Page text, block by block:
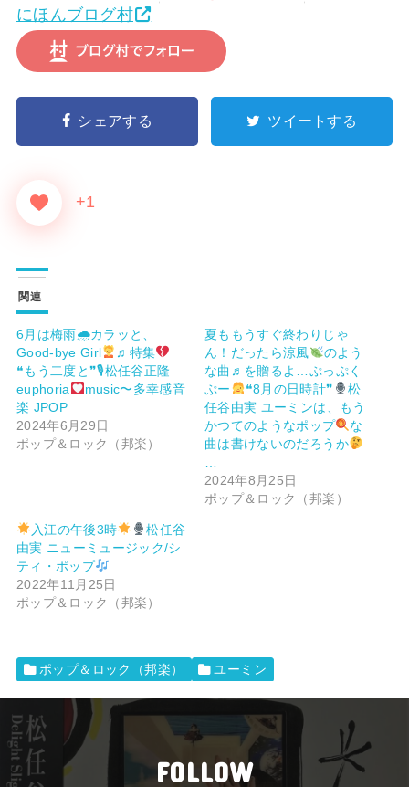
にほんブログ村
シェアする ツイートする
+1
関連
6月は梅雨🌧カラッと、
Good-bye Girl
♬特集
❝もう二度と❞🎙松任谷正隆
euphoria
music〜多幸感音
楽 JPOP
2024年6月29日
ポップ＆ロック（邦楽）
夏ももうすぐ終わりじゃ
ん！だったら涼風
のよう
な曲♬を贈るよ…ぷっぷく
ぷー
❝8月の日時計❞
松
任谷由実 ユーミンは、もう
かつてのようなポップ
な
曲は書けないのだろうか
2024年8月25日
ポップ＆ロック（邦楽）
入江の午後3時
松任谷
由実 ニューミュージック/シ
ティ・ポップ
2022年11月25日
ポップ＆ロック（邦楽）
ポップ＆ロック（邦楽） ユーミン
FOLLOW